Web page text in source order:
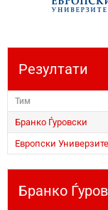
Резултати
Тим
Бранко Ѓуровски
Европски
Бранко